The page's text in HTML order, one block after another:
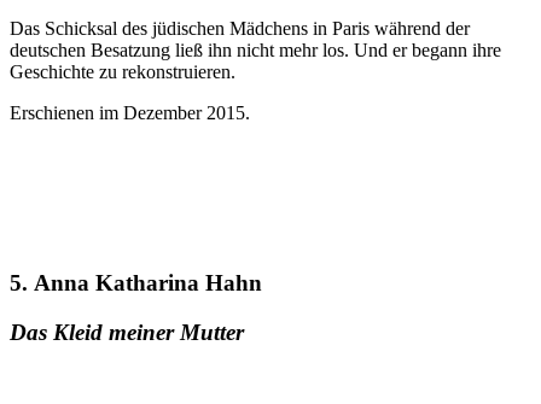
Das Schicksal des jüdischen Mädchens in Paris während der
deutschen Besatzung ließ ihn nicht mehr los. Und er begann ihre
Geschichte zu rekonstruieren.
Erschienen im Dezember 2015.
5. Anna Katharina Hahn
Das Kleid meiner Mutter